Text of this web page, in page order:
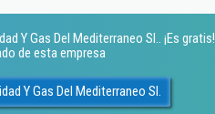
Y Gas Del Mediterraneo Sl.. ¡Es gratis!
de esta empresa
Y Gas Del Mediterraneo Sl.